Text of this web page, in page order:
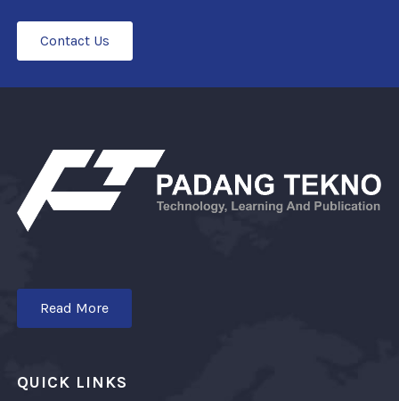
Contact Us
Read More
QUICK LINKS